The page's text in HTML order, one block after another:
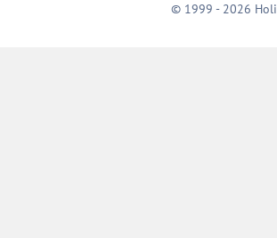
© 1999 - 2026